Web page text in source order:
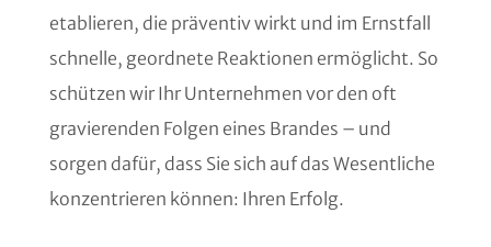
etablieren, die präventiv wirkt und im Ernstfall
schnelle, geordnete Reaktionen ermöglicht. So
schützen wir Ihr Unternehmen vor den oft
gravierenden Folgen eines Brandes – und
sorgen dafür, dass Sie sich auf das Wesentliche
konzentrieren können: Ihren Erfolg.